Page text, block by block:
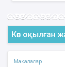
Көп оқылған
Мақалалар